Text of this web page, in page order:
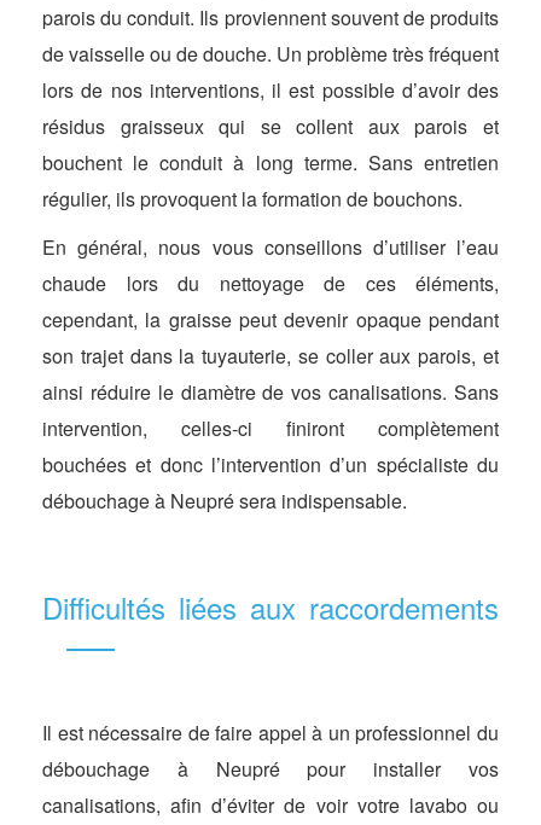
parois du conduit. Ils proviennent souvent de produits
de vaisselle ou de douche. Un problème très fréquent
lors de nos interventions, il est possible d’avoir des
résidus graisseux qui se collent aux parois et
bouchent le conduit à long terme. Sans entretien
régulier, ils provoquent la formation de bouchons.
En général, nous vous conseillons d’utiliser l’eau
chaude lors du nettoyage de ces éléments,
cependant, la graisse peut devenir opaque pendant
son trajet dans la tuyauterie, se coller aux parois, et
ainsi réduire le diamètre de vos canalisations. Sans
intervention, celles-ci finiront complètement
bouchées et donc l’intervention d’un spécialiste du
débouchage à Neupré sera indispensable.
Difficultés liées aux raccordements
Il est nécessaire de faire appel à un professionnel du
débouchage à Neupré pour installer vos
canalisations, afin d’éviter de voir votre lavabo ou